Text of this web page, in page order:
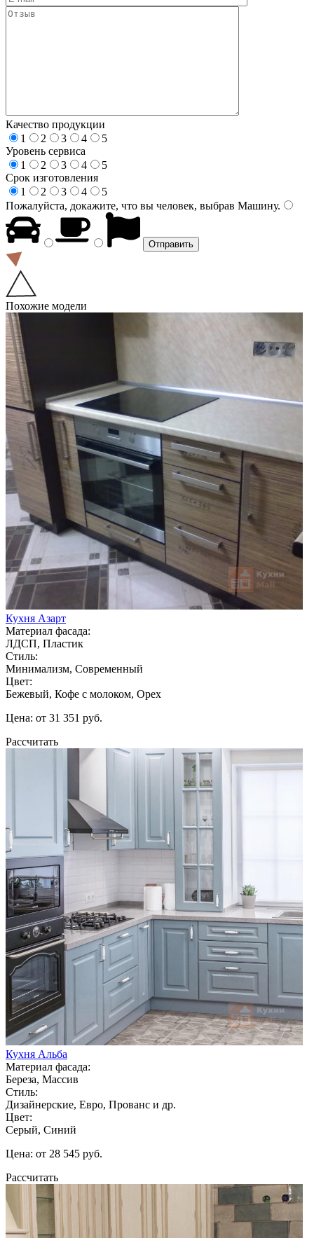
Качество продукции
1
2 3 4
5
Уровень сервиса
1
2 3 4
5
Срок изготовления
1
2 3 4
5
Пожалуйста, докажите, что вы человек, выбрав Машину.
Похожие модели
Кухня Азарт
Материал фасада:
ЛДСП, Пластик
Стиль:
Минимализм, Современный
Цвет:
Бежевый, Кофе с молоком, Орех
Цена: от 31 351 руб.
Рассчитать
Кухня Альба
Материал фасада:
Береза, Массив
Стиль:
Дизайнерские, Евро, Прованс и др.
Цвет:
Серый, Синий
Цена: от 28 545 руб.
Рассчитать